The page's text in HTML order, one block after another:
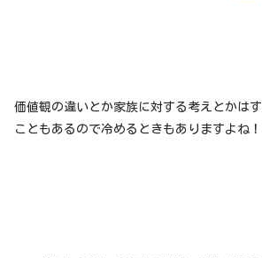
価値観の違いとか家族に対する考えとかは
こともあるので冷めるときもありますよね！